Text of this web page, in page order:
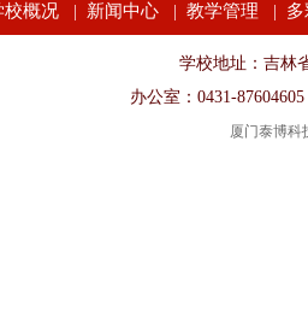
校概况 新闻中心 教学管理
学校地址：吉林
办公室：0431-
厦门泰博科